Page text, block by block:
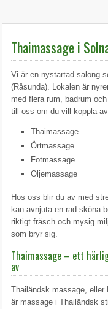
Thaimassage i
Vi är en nystartad salong
(Råsunda). Lokalen är
med flera rum, badrum
till oss om du vill koppla
Thaimassage
Örtmassage
Fotmassage
Oljemassage
Hos oss blir du av med
kan avnjuta en rad sköna
riktigt fräsch och mysig
som bryr sig.
Thaimassage – ett
av
Thailändsk massage, eller
är massage i Thailändsk